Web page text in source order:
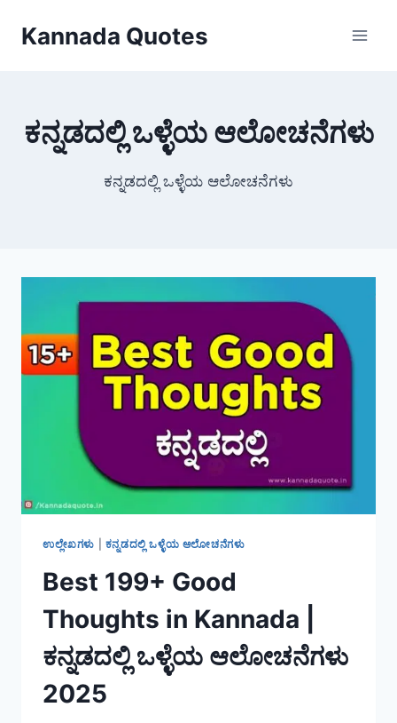
Kannada Quotes
ಕನ್ನಡದಲ್ಲಿ ಒಳ್ಳೆಯ ಆಲೋಚನೆಗಳು
ಕನ್ನಡದಲ್ಲಿ ಒಳ್ಳೆಯ ಆಲೋಚನೆಗಳು
ಉಲ್ಲೇಖಗಳು ಕನ್ನಡದಲ್ಲಿ ಒಳ್ಳೆಯ ಆಲೋಚನೆಗಳು
Best 199+ Good
Thoughts in Kannada |
ಕನ್ನಡದಲ್ಲಿ ಒಳ್ಳೆಯ ಆಲೋಚನೆಗಳು
2025